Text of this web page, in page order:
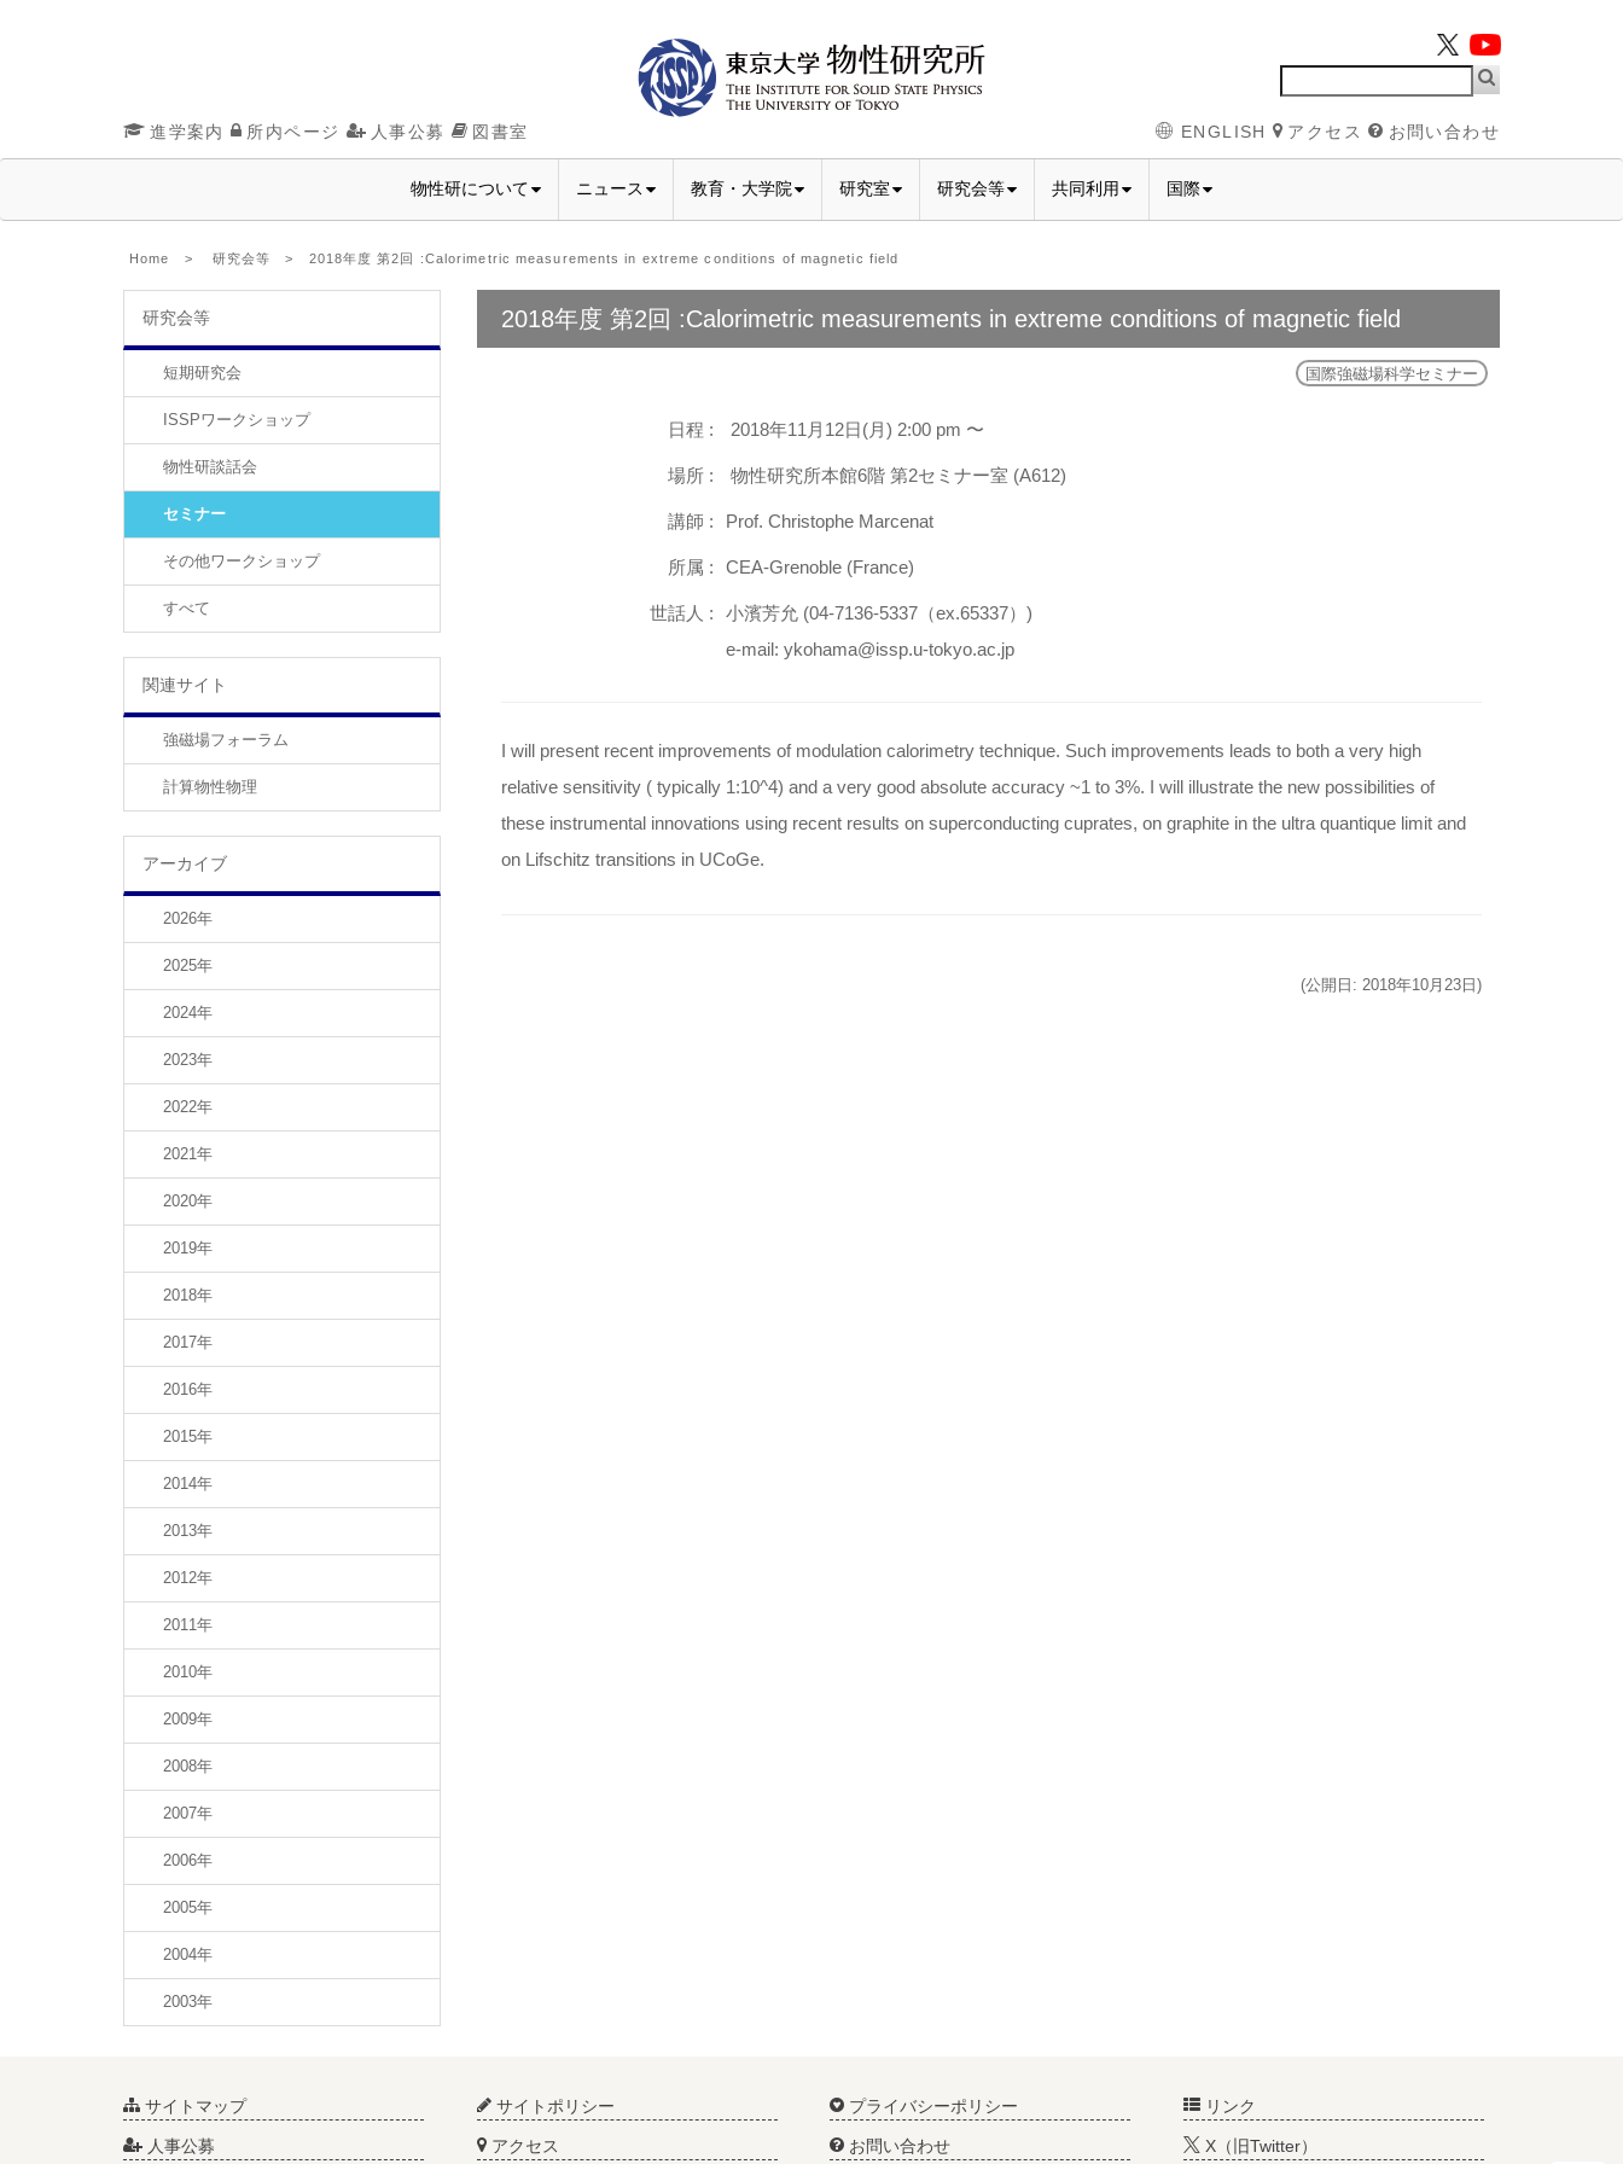
進学案内 所内ページ 人事公募 図書室 ENGLISH アクセス お問い合わせ
物性研について ニュース 教育・大学院 研究室 研究会等 共同利用 国際
Home > 研究会等 > 2018年度 第2回 :Calorimetric measurements in extreme conditions of magnetic field
研究会等
短期研究会
ISSPワークショップ
物性研談話会
セミナー
その他ワークショップ
すべて
関連サイト
強磁場フォーラム
計算物性物理
アーカイブ
2026年
2025年
2024年
2023年
2022年
2021年
2020年
2019年
2018年
2017年
2016年
2015年
2014年
2013年
2012年
2011年
2010年
2009年
2008年
2007年
2006年
2005年
2004年
2003年
2018年度 第2回 :Calorimetric measurements in extreme conditions of magnetic field
国際強磁場科学セミナー
日程 : 2018年11月12日(月) 2:00 pm 〜
場所 : 物性研究所本館6階 第2セミナー室 (A612)
講師 : Prof. Christophe Marcenat
所属 : CEA-Grenoble (France)
世話人 :
小濱芳允 (04-7136-5337（ex.65337）)
e-mail: ykohama@issp.u-tokyo.ac.jp
I will present recent improvements of modulation calorimetry technique. Such improvements leads to both a very high
relative sensitivity ( typically 1:10^4) and a very good absolute accuracy ~1 to 3%. I will illustrate the new possibilities of
these instrumental innovations using recent results on superconducting cuprates, on graphite in the ultra quantique limit and
on Lifschitz transitions in UCoGe.
(公開日: 2018年10月23日)
サイトマップ サイトポリシー プライバシーポリシー リンク
人事公募 アクセス お問い合わせ X（旧Twitter）